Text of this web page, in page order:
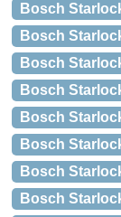
Bosch
Bosch
Bosch
Bosch
Bosch
Bosch
Bosch
Bosch